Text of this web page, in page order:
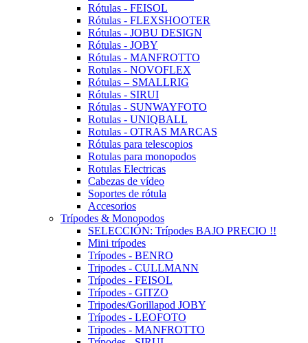
Rótulas - FEISOL
Rótulas - FLEXSHOOTER
Rótulas - JOBU DESIGN
Rótulas - JOBY
Rótulas - MANFROTTO
Rotulas - NOVOFLEX
Rótulas – SMALLRIG
Rótulas - SIRUI
Rótulas - SUNWAYFOTO
Rotulas - UNIQBALL
Rotulas - OTRAS MARCAS
Rótulas para telescopios
Rotulas para monopodos
Rotulas Electricas
Cabezas de vídeo
Soportes de rótula
Accesorios
Trípodes & Monopodos
SELECCIÓN: Trípodes BAJO PRECIO !!
Mini trípodes
Trípodes - BENRO
Tripodes - CULLMANN
Trípodes - FEISOL
Trípodes - GITZO
Tripodes/Gorillapod JOBY
Trípodes - LEOFOTO
Tripodes - MANFROTTO